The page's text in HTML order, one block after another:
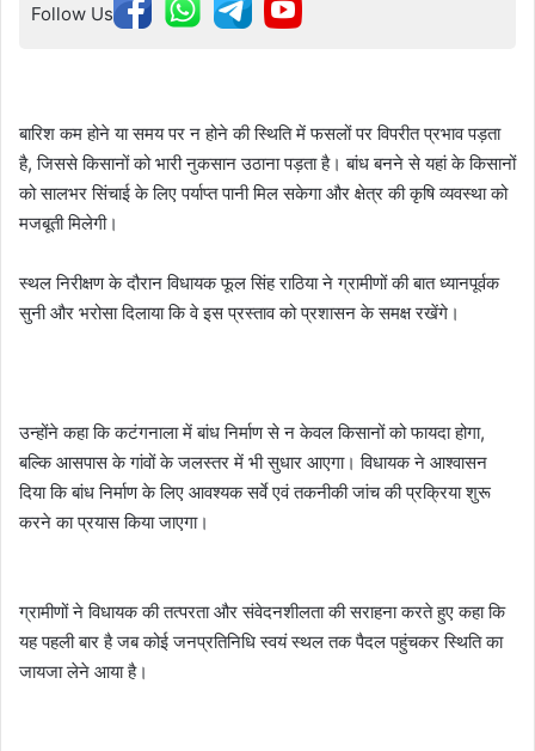
Follow Us
बारिश कम होने या समय पर न होने की स्थिति में फसलों पर विपरीत प्रभाव पड़ता
है, जिससे किसानों को भारी नुकसान उठाना पड़ता है। बांध बनने से यहां के किसानों
को सालभर सिंचाई के लिए पर्याप्त पानी मिल सकेगा और क्षेत्र की कृषि व्यवस्था को
मजबूती मिलेगी।
स्थल निरीक्षण के दौरान विधायक फूल सिंह राठिया ने ग्रामीणों की बात ध्यानपूर्वक
सुनी और भरोसा दिलाया कि वे इस प्रस्ताव को प्रशासन के समक्ष रखेंगे।
उन्होंने कहा कि कटंगनाला में बांध निर्माण से न केवल किसानों को फायदा होगा,
बल्कि आसपास के गांवों के जलस्तर में भी सुधार आएगा। विधायक ने आश्वासन
दिया कि बांध निर्माण के लिए आवश्यक सर्वे एवं तकनीकी जांच की प्रक्रिया शुरू
करने का प्रयास किया जाएगा।
ग्रामीणों ने विधायक की तत्परता और संवेदनशीलता की सराहना करते हुए कहा कि
यह पहली बार है जब कोई जनप्रतिनिधि स्वयं स्थल तक पैदल पहुंचकर स्थिति का
जायजा लेने आया है।